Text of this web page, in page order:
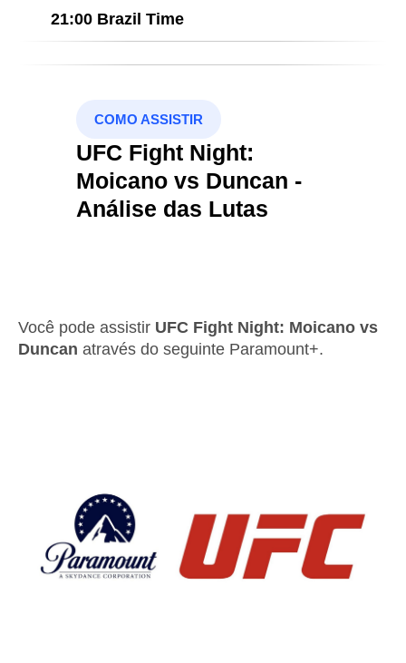
21:00 Brazil Time
COMO ASSISTIR
UFC Fight Night:
Moicano vs Duncan -
Análise das Lutas
Você pode assistir UFC Fight Night: Moicano vs
Duncan através do seguinte Paramount+.